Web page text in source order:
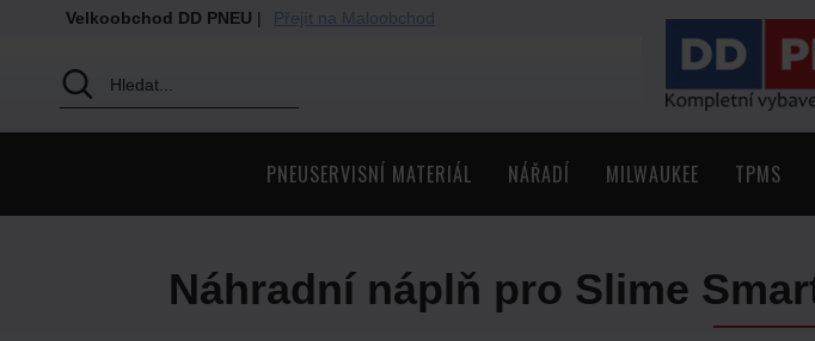
Velkoobchod DD PNEU | Přejít na Maloobchod
PNEUSERVISNÍ MATERIÁL NÁŘADÍ MILWAUKEE TPMS
Náhradní náplň pro Slime